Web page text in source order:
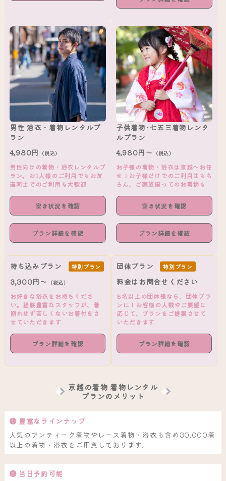
男性 浴衣・着物レンタルプ
ラン
4,980円 （税込）
男性向けの着物・浴衣レンタルプ
ラン。お1人様のご利用でもお友
達同士でのご利用も大歓迎
空き状況を確認
プラン詳細を確認
子供着物･七五三着物レンタ
ルプラン
4,980円～ （税込）
お子様の着物・浴衣は京越へお任
せ！お子様だけでのご利用はもち
ろん、ご家族揃ってのお着物も
空き状況を確認
プラン詳細を確認
持ち込みプラン 特別プラン
3,300円～ （税込）
お好きな浴衣をお持ちくださ
い。経験豊富なスタッフが、着
崩れせず苦しくないお着付をさ
せていただきます
プラン詳細を確認
団体プラン 特別プラン
料金はお問合せください
8名以上の団体様なら、団体プラ
ンに！お客様の人数やご要望に
応じて、プランをご提案させて
いただきます
プラン詳細を確認
京越の着物 着物レンタル
プランのメリット
❶ 豊富なラインナップ
人気のアンティーク着物やレース着物・浴衣も含め30,000着
以上の着物・浴衣をご用意しております。
❷ 当日予約可能